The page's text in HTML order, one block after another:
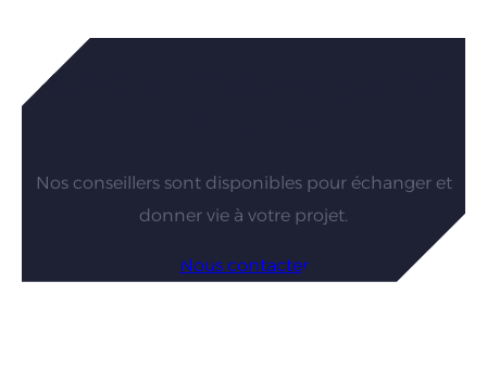
Vous êtes intéressés par nos
Nos conseillers sont disponibles pour échanger et
donner vie à votre projet.
Nous contacter